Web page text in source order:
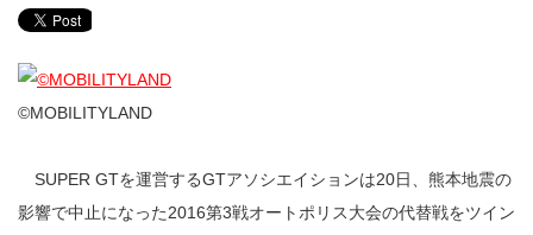
©MOBILITYLAND
SUPER GTを運営するGTアソシエイションは20日、熊本地震の
影響で中止になった2016第3戦オートポリス大会の代替戦をツイン